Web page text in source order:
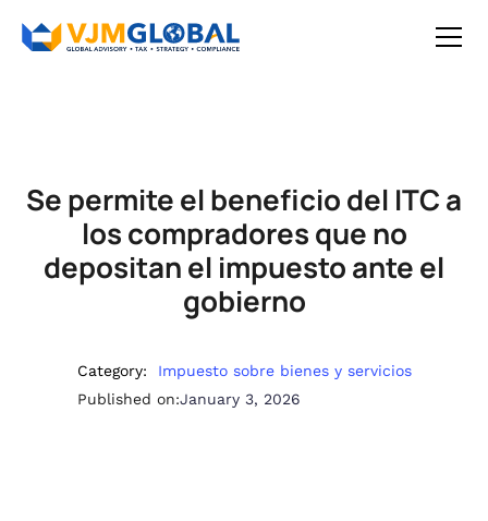
Se permite el beneficio del ITC a
los compradores que no
depositan el impuesto ante el
gobierno
Category:
Impuesto sobre bienes y servicios
Published on:January 3, 2026